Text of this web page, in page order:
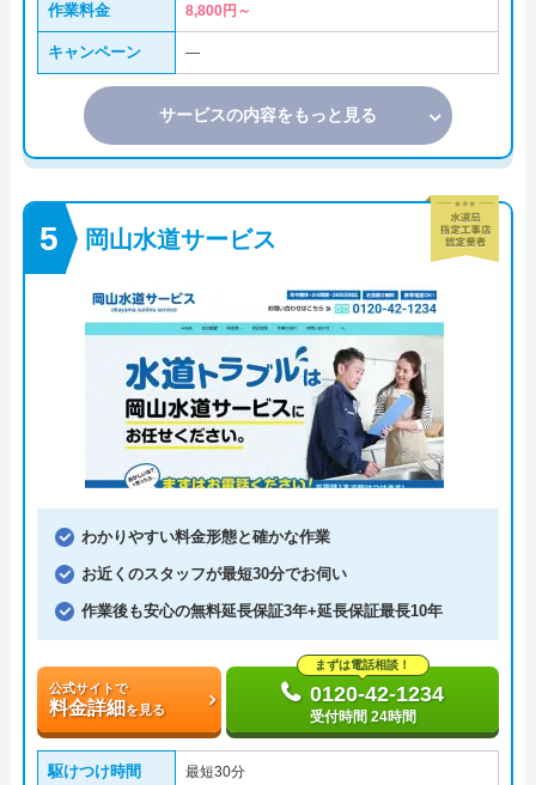
作業料金 8,800円～
キャンペーン ―
サービスの内容をもっと見る
岡山水道サービス
わかりやすい料金形態と確かな作業
お近くのスタッフが最短30分でお伺い
作業後も安心の無料延長保証3年+延長保証最長10年
公式サイトで
料金詳細を見る
まずは電話相談！
0120-42-1234
受付時間 24時間
駆けつけ時間 最短30分